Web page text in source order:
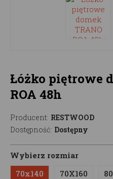
Łóżko piętrowe
ROA 48h
Producent: RESTWOOD
Dostępność: Dostępny
Wybierz rozmiar
70x140
70X160